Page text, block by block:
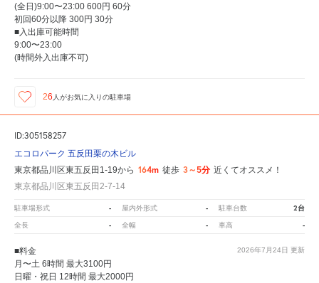
(全日)9:00〜23:00 600円 60分
初回60分以降 300円 30分
■入出庫可能時間
9:00〜23:00
(時間外入出庫不可)
26 人がお気に入りの駐車場
ID:305158257
エコロパーク 五反田栗の木ビル
東京都品川区東五反田1-19から 164m 徒歩 3～5分 近くてオススメ！
東京都品川区東五反田2-7-14
駐車場形式 - 屋内外形式 - 駐車台数 2台
全長 - 全幅 - 車高 -
2026年7月24日 更新
■料金
月〜土 6時間 最大3100円
日曜・祝日 12時間 最大2000円